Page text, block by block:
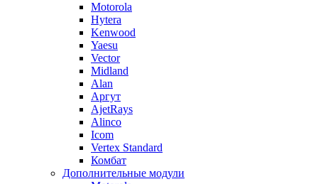
Motorola
Hytera
Kenwood
Yaesu
Vector
Midland
Alan
Аргут
AjetRays
Alinco
Icom
Vertex Standard
Комбат
Дополнительные модули